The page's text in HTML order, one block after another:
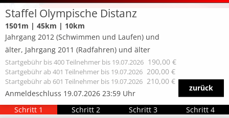
Staffel Olympische Distanz
1501m | 45km | 10km
Jahrgang 2012 (Schwimmen und Laufen) und
älter, Jahrgang 2011 (Radfahren) und älter
Startgebühr bis 400 Teilnehmer bis 19.07.2026 190,00 €
Startgebührab 401 Teilnehmer bis 19.07.2026 200,00 €
Startgebührab 601 Teilnehmer bis 19.07.2026 210,00 €
Anmeldeschluss 19.07.2026 23:59 Uhr
zurück
Schritt 1 Schritt 2 Schritt 3
Schritt 4